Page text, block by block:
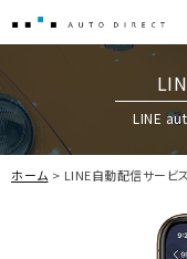
LINE
ホーム LINE自動配信サービス